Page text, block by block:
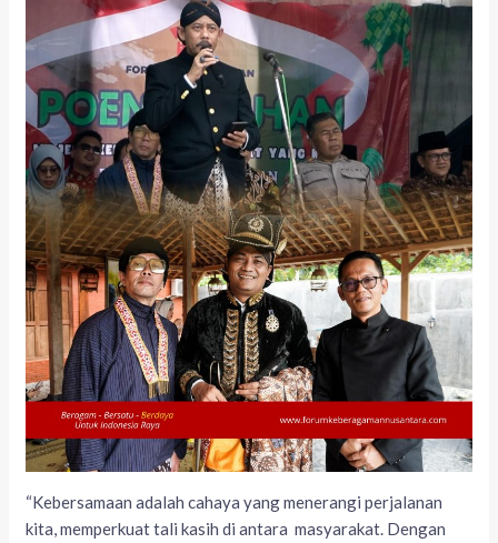
“Kebersamaan adalah cahaya yang menerangi perjalanan
kita, memperkuat tali kasih di antara masyarakat. Dengan